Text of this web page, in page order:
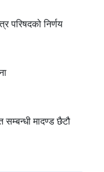
परिषदको निर्णय
सम्बन्धी मादण्ड छैटौ